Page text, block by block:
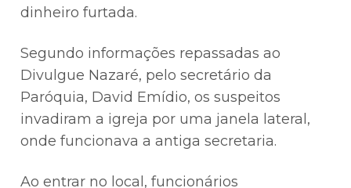
dinheiro furtada.
Segundo informações repassadas ao
Divulgue Nazaré, pelo secretário da
Paróquia, David Emídio, os suspeitos
invadiram a igreja por uma janela lateral,
onde funcionava a antiga secretaria.
Ao entrar no local, funcionários